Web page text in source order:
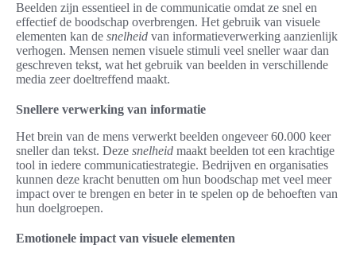
Beelden zijn essentieel in de communicatie omdat ze snel en
effectief de boodschap overbrengen. Het gebruik van visuele
elementen kan de snelheid van informatieverwerking aanzienlijk
verhogen. Mensen nemen visuele stimuli veel sneller waar dan
geschreven tekst, wat het gebruik van beelden in verschillende
media zeer doeltreffend maakt.
Snellere verwerking van informatie
Het brein van de mens verwerkt beelden ongeveer 60.000 keer
sneller dan tekst. Deze snelheid maakt beelden tot een krachtige
tool in iedere communicatiestrategie. Bedrijven en organisaties
kunnen deze kracht benutten om hun boodschap met veel meer
impact over te brengen en beter in te spelen op de behoeften van
hun doelgroepen.
Emotionele impact van visuele elementen